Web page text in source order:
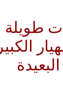
طويلة
الكبير